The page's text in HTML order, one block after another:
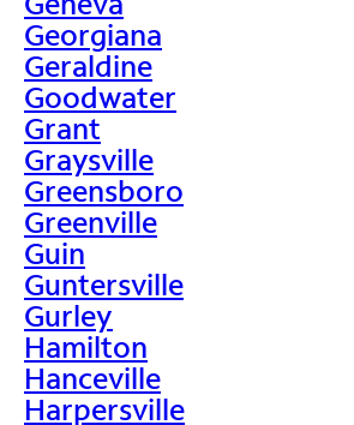
Georgiana
Geraldine
Goodwater
Grant
Graysville
Greensboro
Greenville
Guin
Guntersville
Gurley
Hamilton
Hanceville
Harpersville